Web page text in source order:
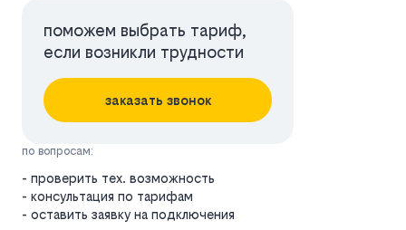
поможем выбрать тариф,
если возникли трудности
заказать звонок
по вопросам:
- проверить тех. возможность
- консультация по тарифам
- оставить заявку на подключения